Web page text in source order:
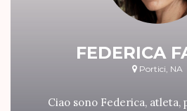
FEDERICA
Portici, NA
Ciao sono Federica,